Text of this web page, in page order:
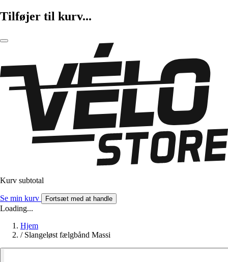
Tilføjer til kurv...
Kurv subtotal
Se min kurv Fortsæt med at handle
Loading...
Hjem
/ Slangeløst fælgbånd Massi